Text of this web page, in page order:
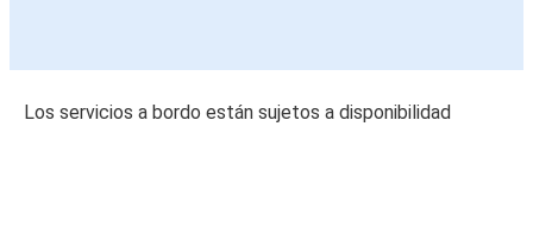
Los servicios a bordo están sujetos a disponibilidad